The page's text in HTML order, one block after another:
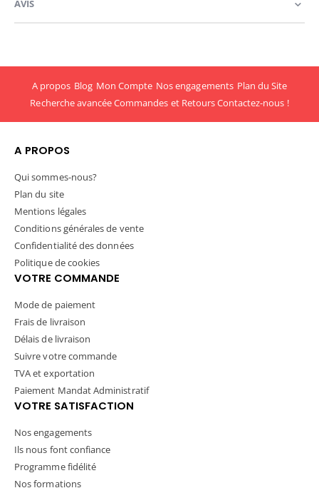
AVIS
A propos Blog Mon Compte Nos engagements Plan du Site
Recherche avancéeCommandes et RetoursContactez-nous !
A PROPOS
Qui sommes-nous?
Plan du site
Mentions légales
Conditions générales de vente
Confidentialité des données
Politique de cookies
VOTRE COMMANDE
Mode de paiement
Frais de livraison
Délais de livraison
Suivre votre commande
TVA et exportation
Paiement Mandat Administratif
VOTRE SATISFACTION
Nos engagements
Ils nous font confiance
Programme fidélité
Nos formations